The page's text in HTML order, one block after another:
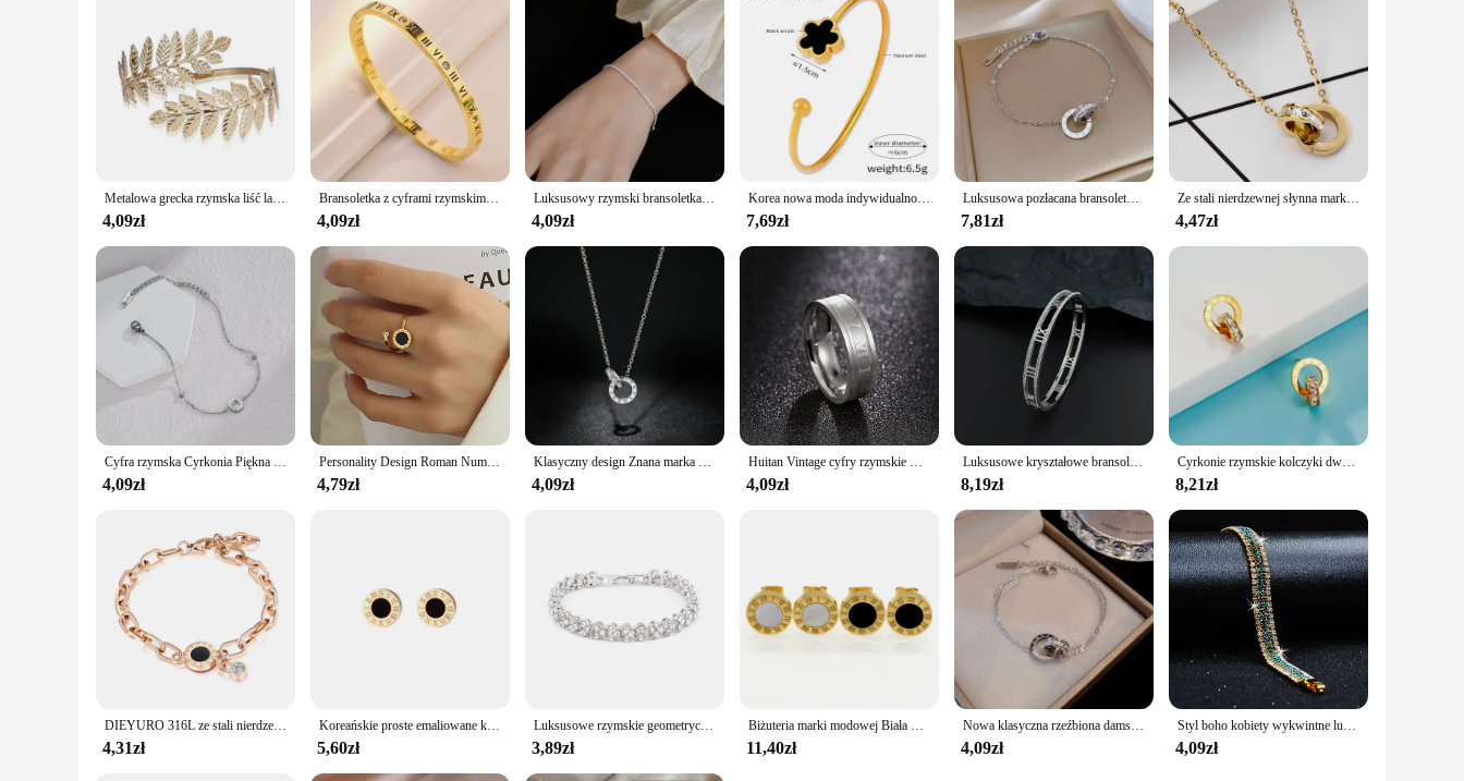
|Romans|
**Elegant Craftsmanship and Design**
Embrace the timeless elegance of the Roman Empire with our exquisite collection of brass cuff bracelets. Each piece is meticulously crafted to reflect the sophistication of ancient Roman culture,
featuring intricate designs that capture the essence of the era. Whether you're looking to add a touch of history to your wardrobe or seeking a distinctive accessory for a themed event, these cuffs are
the perfect choice. Their versatile design ensures they complement a variety of styles, from casual to formal attire.
Our cuff bracelets are not just about aesthetics; they are designed for longevity. Crafted from high-quality brass, these bracelets are resistant to tarnish, ensuring they maintain their luster over time.
The lightweight nature of the brass material makes them comfortable to wear throughout the day, while their durability ensures they withstand the test of time. These cuffs are perfect for vendors,
suppliers, and individuals looking for a set of bracelets that can be sold or gifted with confidence.
**Adaptable to Any Occasion**
Whether you're a vendor looking to expand your product range or an individual seeking a set of bracelets for personal use, our cuffs are versatile enough to fit any scenario. From casual outings to
formal events, these bracelets adapt seamlessly to your attire, adding a touch of elegance and sophistication. The multiple sizes and weights available in each set cater to a wide range of preferences,
ensuring that everyone can find a bracelet that suits their style and comfort level. With our cuff bracelets, you're not just purchasing a product; you're investing in a piece of history that will stand the
test of time.
Metalowa grecka rzymska liść laurowy bransoletka opaska górny bransoleta mankiet ramię
4,09zł
Bransoletka z cyframi rzymskimi dla kobiet Biżuteria ze stali nierdzewnej Akcesoria Luksusowa bransoletka Moda damska
4,09zł
Luksusowy rzymski bransoletka ze strasami dla kobiet kryształowy łańcuszek z cyrkonią bransoletki akcesoria do biżuterii ślubnej
4,09zł
Korea nowa moda indywidualność bransoletki z cyframi rzymskimi stal nierdzewna trwałe kolorowe bransoletki dla kobiet prosta biżuteria Paty prezent
7,69zł
Luksusowa pozłacana bransoletka ze stali nierdzewnej Olśniewająca bransoletka z cyrkoniami dla kobiet Dziewczyny Projekt liczb rzymskich Moda Urok Biżuteria imprezowa Prezent
7,81zł
Ze stali nierdzewnej słynna marka cyfr rzymskich wisiorek naszyjnik dla kobiety kobieta naszyjnik luksusowa biżuteria Top damski Qu sprzedaż hurtowa
4,47zł
Cyfra rzymska Cyrkonia Piękna bransoletka Bransoletka ze stali nierdzewnej w kolorze srebrnym lub złotym Nigdy nie blaknie dla kobiet Biżuteria męska Prezent
4,09zł
Personality Design Roman Numeral Black Enamel Rings for Women Luxury Stainless Steel Zircon Finger Jewelry Accessory Fastness
4,79zł
Klasyczny design Znana marka Cyfry rzymskie Naszyjnik dla kobiety Naszyjnik ze stali tytanowej Luksusowa biżuteria Kobiecy top Qu
4,09zł
Huitan Vintage cyfry rzymskie męskie pierścionki Temperament moda proste pierścionki ze stali nierdzewnej dla mężczyzn biżuteria na prezent
4,09zł
Luksusowe kryształowe bransoletki z cyframi rzymskimi dla kobiet Mężczyźni Bransoletka unisex ze stali nierdzewnej Moda Klasyczna biżuteria Akcesoria
8,19zł
Cyrkonie rzymskie kolczyki dwa kółka kolczyki ze stali tytanowej w kolorze różowego złota
8,21zł
DIEYURO 316L ze stali nierdzewnej 2021 Retro 3 kolory bransoletka moda czarne okrągłe rzymskie cyfry łańcuch estetyczna biżuteria wyjątkowy prezent
4,31zł
Koreańskie proste emaliowane kolczyki ze stali nierdzewnej kolczyki dla kobiet w stylu Vintage cyfra rzymska kryształ małe 2024 biżuteria
5,60zł
Luksusowe rzymskie geometryczne z kryształkami bransoletki z łańcuszkiem dla kobiet modne 2024 gotycka pełny kryształ górski charms bransoletki Wed biżuteria akcesoria
3,89zł
Biżuteria marki modowej Biała muszla i czarna emalia Kolczyk sztyft z cyframi rzymskimi Luksusowa biżuteria ze stali nierdzewnej Kolczyk damski
11,40zł
Nowa klasyczna rzeźbiona damska bransoletka ze stali nierdzewnej z rzymskimi cyframi, biżuteria, prezent świąteczny, impreza
4,09zł
Styl boho kobiety wykwintne luksusowe Roman moda kryształowa bransoletka pełna biżuteria pleciony biżuteria ślubna prezent na boże narodzenie biżuteria
4,09zł